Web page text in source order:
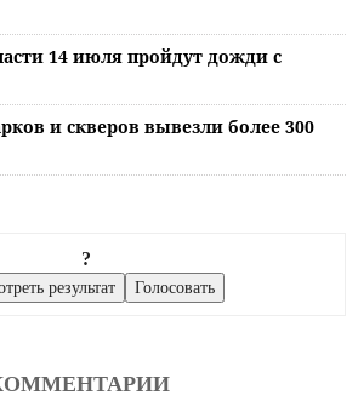
14 июля пройдут дожди с
и скверов вывезли более 300
?